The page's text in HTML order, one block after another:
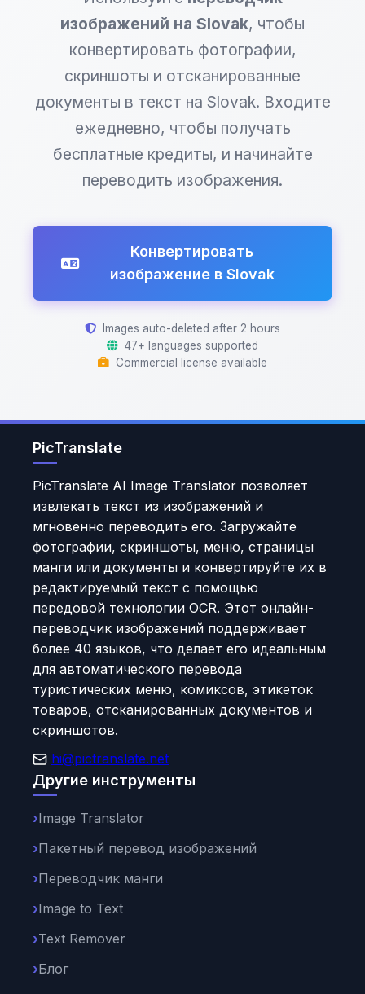
изображений на Slovak, чтобы
конвертировать фотографии,
скриншоты и отсканированные
документы в текст на Slovak. Входите
ежедневно, чтобы получать
бесплатные кредиты, и начинайте
переводить изображения.
Конвертировать
изображение в Slovak
Images auto-deleted after 2 hours
47+ languages supported
Commercial license available
PicTranslate
PicTranslate AI Image Translator позволяет
извлекать текст из изображений и
мгновенно переводить его. Загружайте
фотографии, скриншоты, меню, страницы
манги или документы и конвертируйте их в
редактируемый текст с помощью
передовой технологии OCR. Этот онлайн-
переводчик изображений поддерживает
более 40 языков, что делает его идеальным
для автоматического перевода
туристических меню, комиксов, этикеток
товаров, отсканированных документов и
скриншотов.
hi@pictranslate.net
Другие инструменты
Image Translator
Пакетный перевод изображений
Переводчик манги
Image to Text
Text Remover
Блог